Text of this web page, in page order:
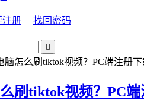
注册
找回密码

脑怎么刷tiktok视频？PC端注册
刷tiktok视频？PC